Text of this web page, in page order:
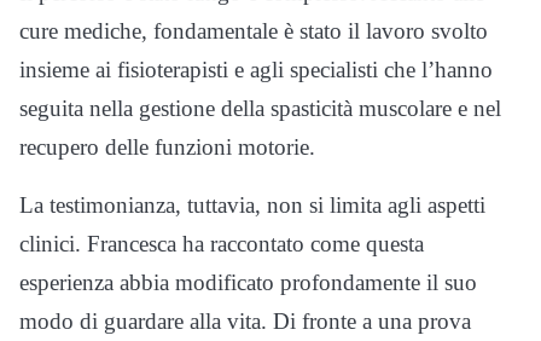
cure mediche, fondamentale è stato il lavoro svolto
insieme ai fisioterapisti e agli specialisti che l’hanno
seguita nella gestione della spasticità muscolare e nel
recupero delle funzioni motorie.
La testimonianza, tuttavia, non si limita agli aspetti
clinici. Francesca ha raccontato come questa
esperienza abbia modificato profondamente il suo
modo di guardare alla vita. Di fronte a una prova